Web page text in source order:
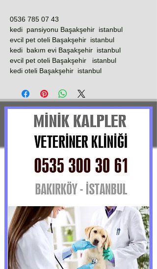
0536 785 07 43
kedi pansiyonu Başakşehir istanbul
evcil pet oteli Başakşehir istanbul
kedi bakım evi Başakşehir istanbul
evcil pet oteli Başakşehir istanbul
kedi oteli Başakşehir istanbul